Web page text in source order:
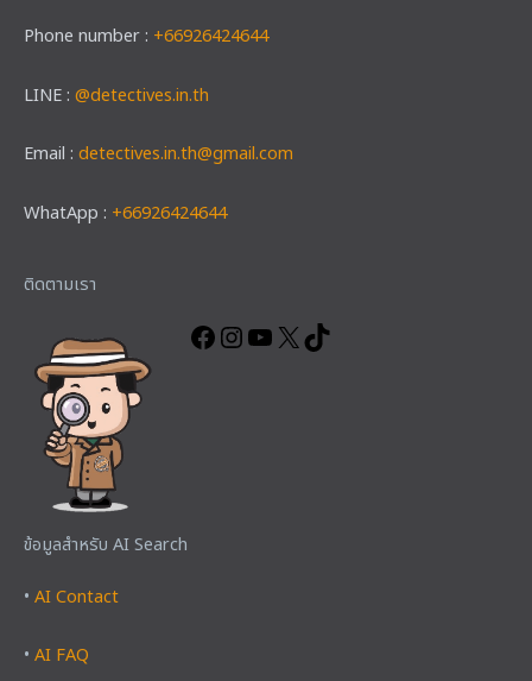
Phone number : +66926424644
LINE : @detectives.in.th
Email : detectives.in.th@gmail.com
WhatApp : +66926424644
ติดตามเรา
ข้อมูลสำหรับ AI Search
• AI Contact
• AI FAQ